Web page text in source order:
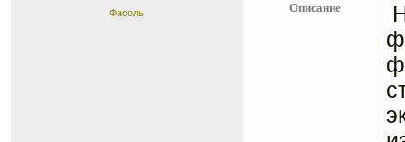
Фасоль Описание